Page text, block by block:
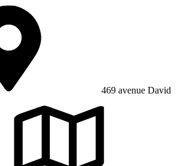
469 avenue David